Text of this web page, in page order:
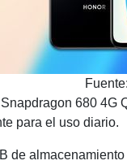
680 4G
para el uso diario.
de